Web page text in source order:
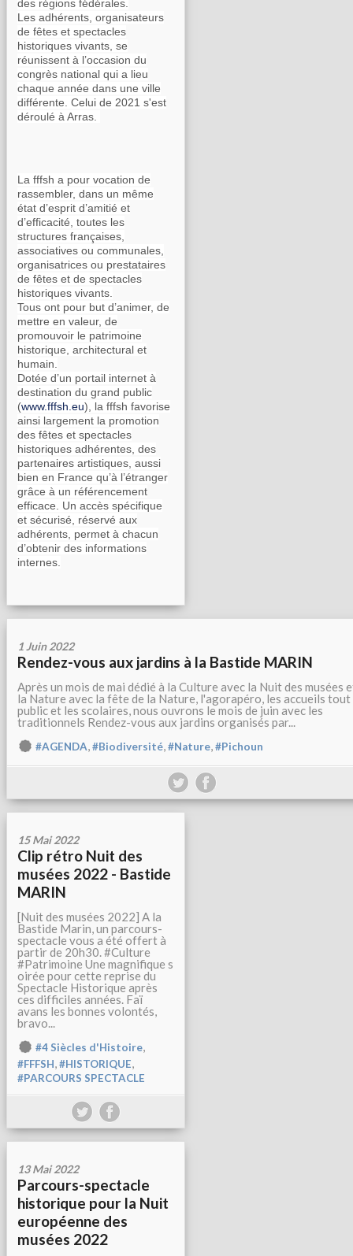
des régions fédérales.
Les adhérents, organisateurs
de fêtes et spectacles
historiques vivants, se
réunissent à l’occasion du
congrès national qui a lieu
chaque année dans une ville
différente. Celui de 2021 s'est
déroulé à Arras.
La fffsh a pour vocation de
rassembler, dans un même
état d’esprit d’amitié et
d’efficacité, toutes les
structures françaises,
associatives ou communales,
organisatrices ou prestataires
de fêtes et de spectacles
historiques vivants.
Tous ont pour but d’animer, de
mettre en valeur, de
promouvoir le patrimoine
historique, architectural et
humain.
Dotée d’un portail internet à
destination du grand public
(www.fffsh.eu), la fffsh favorise
ainsi largement la promotion
des fêtes et spectacles
historiques adhérentes, des
partenaires artistiques, aussi
bien en France qu’à l’étranger
grâce à un référencement
efficace. Un accès spécifique
et sécurisé, réservé aux
adhérents, permet à chacun
d’obtenir des informations
internes.
1 Juin 2022
Rendez-vous aux jardins à la Bastide MARIN
Après un mois de mai dédié à la Culture avec la Nuit des musées
la Nature avec la fête de la Nature, l'agorapéro, les accueils tout
public et les scolaires, nous ouvrons le mois de juin avec les
traditionnels Rendez-vous aux jardins organisés par...
#AGENDA,#Biodiversité,#Nature,#Pichoun
15 Mai 2022
Clip rétro Nuit des
musées 2022 - Bastide
MARIN
[Nuit des musées 2022] A la
Bastide Marin, un parcours-
spectacle vous a été offert à
partir de 20h30. #Culture
#Patrimoine Une magnifique s
oirée pour cette reprise du
Spectacle Historique après
ces difficiles années. Faï
avans les bonnes volontés,
bravo...
#4 Siècles d'Histoire,
#FFFSH,#HISTORIQUE,
#PARCOURS SPECTACLE
13 Mai 2022
Parcours-spectacle
historique pour la Nuit
européenne des
musées 2022